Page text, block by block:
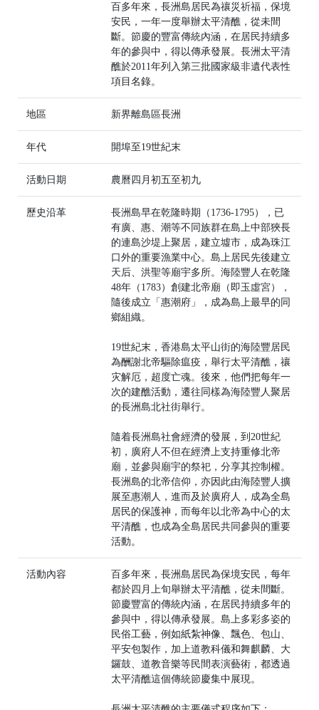
百多年來，長洲島居民為禳災祈福，保境
安民，一年一度舉辦太平清醮，從未間
斷。節慶的豐富傳統內涵，在居民持續多
年的參與中，得以傳承發展。長洲太平清
醮於2011年列入第三批國家級非遺代表性
項目名錄。
地區 新界離島區長洲
年代 開埠至19世紀末
活動日期 農曆四月初五至初九
歷史沿革
長洲島早在乾隆時期（1736-1795），已
有廣、惠、潮等不同族群在島上中部狹長
的連島沙堤上聚居，建立墟市，成為珠江
口外的重要漁業中心。島上居民先後建立
天后、洪聖等廟宇多所。海陸豐人在乾隆
48年（1783）創建北帝廟（即玉虛宮），
隨後成立「惠潮府」，成為島上最早的同
鄉組織。
19世紀末，香港島太平山街的海陸豐居民
為酬謝北帝驅除瘟疫，舉行太平清醮，禳
灾解厄，超度亡魂。後來，他們把每年一
次的建醮活動，遷往同樣為海陸豐人聚居
的長洲島北社街舉行。
隨着長洲島社會經濟的發展，到20世紀
初，廣府人不但在經濟上支持重修北帝
廟，並參與廟宇的祭祀，分享其控制權。
長洲島的北帝信仰，亦因此由海陸豐人擴
展至惠潮人，進而及於廣府人，成為全島
居民的保護神，而每年以北帝為中心的太
平清醮，也成為全島居民共同參與的重要
活動。
活動內容
百多年來，長洲島居民為保境安民，每年
都於四月上旬舉辦太平清醮，從未間斷。
節慶豐富的傳統內涵，在居民持續多年的
參與中，得以傳承發展。島上多彩多姿的
民俗工藝，例如紙紮神像、飄色、包山、
平安包製作，加上道教科儀和舞麒麟、大
鑼鼓、道教音樂等民間表演藝術，都透過
太平清醮這個傳統節慶集中展現。